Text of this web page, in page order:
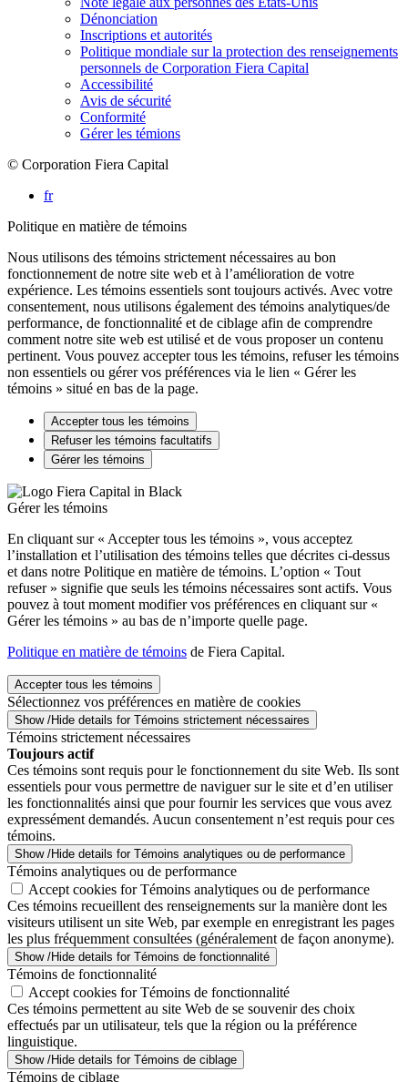
Dénonciation
Inscriptions et autorités
Politique mondiale sur la protection des renseignements
personnels de Corporation Fiera Capital
Accessibilité
Avis de sécurité
Conformité
Gérer les témions
© Corporation Fiera Capital
fr
Politique en matière de témoins
Nous utilisons des témoins strictement nécessaires au bon
fonctionnement de notre site web et à l’amélioration de votre
expérience. Les témoins essentiels sont toujours activés. Avec votre
consentement, nous utilisons également des témoins analytiques/de
performance, de fonctionnalité et de ciblage afin de comprendre
comment notre site web est utilisé et de vous proposer un contenu
pertinent. Vous pouvez accepter tous les témoins, refuser les témoins
non essentiels ou gérer vos préférences via le lien « Gérer les
témoins » situé en bas de la page.
Accepter tous les témoins
Refuser les témoins facultatifs
Gérer les témoins
Gérer les témoins
En cliquant sur « Accepter tous les témoins », vous acceptez
l’installation et l’utilisation des témoins telles que décrites ci-dessus
et dans notre Politique en matière de témoins. L’option « Tout
refuser » signifie que seuls les témoins nécessaires sont actifs. Vous
pouvez à tout moment modifier vos préférences en cliquant sur «
Gérer les témoins » au bas de n’importe quelle page.
Politique en matière de témoins de Fiera Capital.
Accepter tous les témoins
Sélectionnez vos préférences en matière de cookies
Show /Hide details for Témoins strictement nécessaires
Témoins strictement nécessaires
Toujours actif
Ces témoins sont requis pour le fonctionnement du site Web. Ils sont
essentiels pour vous permettre de naviguer sur le site et d’en utiliser
les fonctionnalités ainsi que pour fournir les services que vous avez
expressément demandés. Aucun consentement n’est requis pour ces
témoins.
Show /Hide details for Témoins analytiques ou de performance
Témoins analytiques ou de performance
Accept cookies for Témoins analytiques ou de performance
Ces témoins recueillent des renseignements sur la manière dont les
visiteurs utilisent un site Web, par exemple en enregistrant les pages
les plus fréquemment consultées (généralement de façon anonyme).
Show /Hide details for Témoins de fonctionnalité
Témoins de fonctionnalité
Accept cookies for Témoins de fonctionnalité
Ces témoins permettent au site Web de se souvenir des choix
effectués par un utilisateur, tels que la région ou la préférence
linguistique.
Show /Hide details for Témoins de ciblage
Témoins de ciblage